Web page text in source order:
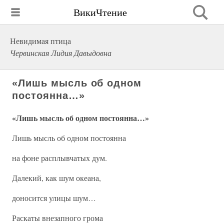
ВикиЧтение
Невидимая птица
Червинская Лидия Давыдовна
«Лишь мысль об одном
постоянна…»
«Лишь мысль об одном постоянна…»
Лишь мысль об одном постоянна
на фоне расплывчатых дум.
Далекий, как шум океана,
доносится улицы шум…
Раскаты внезапного грома